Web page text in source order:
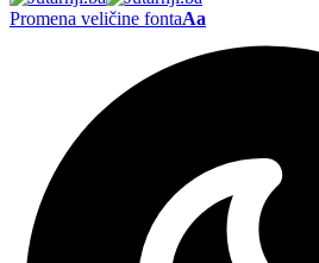
Promena veličine fontaAa